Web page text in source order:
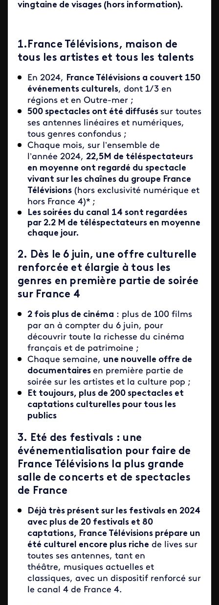
vingtaine de visages (hors information).
1.France Télévisions, maison de
tous les artistes et tous les talents
En 2024, France Télévisions a couvert 150
événements culturels, dont 1/3 en
régions et en Outre-mer ;
500 spectacles ont été diffusés sur toutes
ses antennes linéaires et numériques,
tous genres confondus ;
Chaque mois, sur l’ensemble de
l’année 2024, 22,5M de téléspectateurs
en moyenne ont regardé du spectacle
vivant sur les chaînes du groupe France
Télévisions (hors exclusivité numérique et
hors France 4)* ;
Les soirées du canal 14 sont regardées
par 2.2 M de téléspectateurs en moyenne
chaque jour.
2. Dès le 6 juin, une offre culturelle
renforcée et élargie à tous les
genres en première partie de soirée
sur France 4
2 fois plus de cinéma : plus de 100 films
par an à compter du 6 juin, pour
découvrir toute la richesse du cinéma
français et de patrimoine ;
Chaque semaine, une nouvelle offre de
documentaires en première partie de
soirée sur les artistes et la culture pop ;
Et toujours, plus de 200 spectacles et
captations culturelles pour tous les
publics
3. Eté des festivals : une
événementialisation pour faire de
France Télévisions la plus grande
salle de concerts et de spectacles
de France
Déjà très présent sur les festivals en 2024
avec plus de 20 festivals et 80
captations, France Télévisions prépare un
été culturel encore plus riche de lives sur
toutes ses antennes, tant en
théâtre, musiques actuelles et
classiques, avec un dispositif renforcé sur
le canal 4 de France 4.